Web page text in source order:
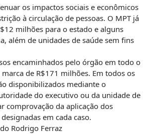
os impactos sociais e econômicos
à circulação de pessoas. O MPT já
milhões para o estado e alguns
além de unidades de saúde sem fins
encaminhados pelo órgão em todo o
de R$171 milhões. Em todos os
disponibilizados mediante o
do executivo ou da unidade de
comprovação da aplicação dos
em cada caso.
Rodrigo Ferraz